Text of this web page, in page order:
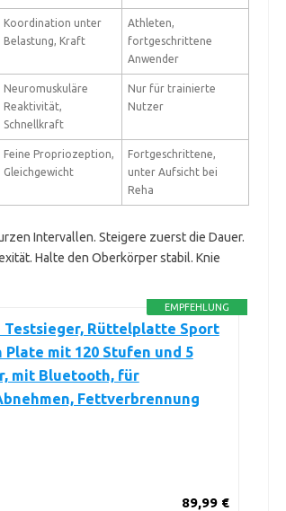
Koordination unter
Belastung, Kraft
Athleten,
fortgeschrittene
Anwender
Neuromuskuläre
Reaktivität,
Schnellkraft
Nur für trainierte
Nutzer
Feine Propriozeption,
Gleichgewicht
Fortgeschrittene,
unter Aufsicht bei
Reha
Intervallen. Steigere zuerst die Dauer.
Halte den Oberkörper stabil. Knie
EMPFEHLUNG
Rüttelplatte Sport
mit 120 Stufen und 5
mit Bluetooth, für
Fettverbrennung
89,99 €